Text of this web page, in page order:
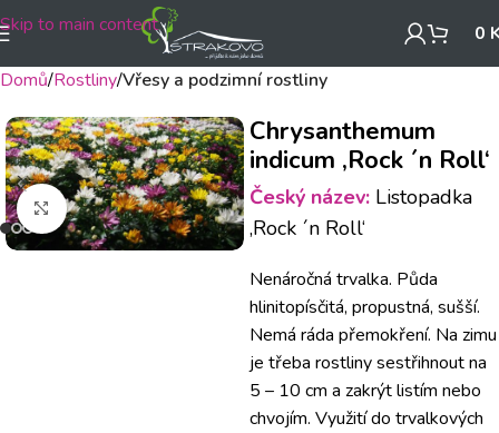
Skip to main content 0
Domů Rostliny Vřesy a podzimní rostliny
Klikněte pro zvětšení
Chrysanthemum
indicum ‚Rock ´n Roll‘
Český název: Listopadka
‚Rock ´n Roll‘
Nenáročná trvalka. Půda
hlinitopísčitá, propustná, sušší.
Nemá ráda přemokření. Na zimu
je třeba rostliny sestřihnout na
5 – 10 cm a zakrýt listím nebo
chvojím. Využití do trvalkových